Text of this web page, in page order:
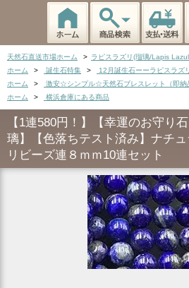
天然石直送市場ホーム > ラピスラズリ(瑠璃/Lapis
ホーム
> 誕生石特集 >
12月誕生石ーーラピスラズ
ホーム
> 激安☆シンプル☆天然石ブレスレット（即納
ホーム
> 横浜倉庫にある商品
【1連580円！】【幸運のお守り
璃】【色落ちテスト済み】ナチ
リビーズ連８ｍｍ10連セット